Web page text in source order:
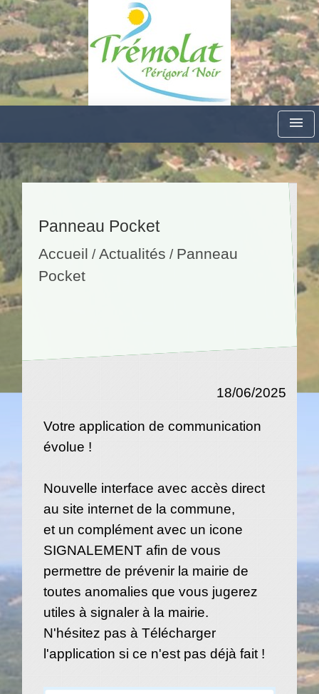
menu
Panneau Pocket
Accueil /Actualités / Panneau
Pocket
18/06/2025
Votre application de communication
évolue !
Nouvelle interface avec accès direct
au site internet de la commune,
et un complément avec un icone
SIGNALEMENT afin de vous
permettre de prévenir la mairie de
toutes anomalies que vous jugerez
utiles à signaler à la mairie.
N'hésitez pas à Télécharger
l'application si ce n'est pas déjà fait !